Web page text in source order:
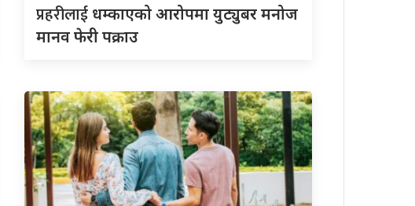
प्रहरीलाई धम्काएको आरोपमा युट्युबर मनोज
मानव फेरी पक्राउ